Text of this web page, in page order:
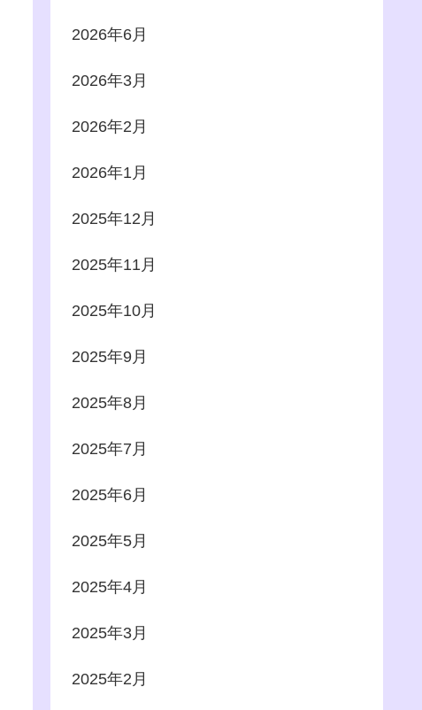
2026年6月
2026年3月
2026年2月
2026年1月
2025年12月
2025年11月
2025年10月
2025年9月
2025年8月
2025年7月
2025年6月
2025年5月
2025年4月
2025年3月
2025年2月